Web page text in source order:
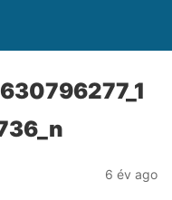
6 év ago